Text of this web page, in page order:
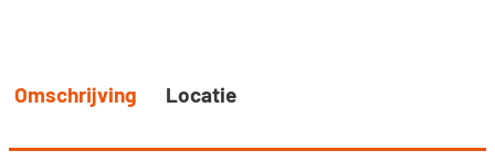
Omschrijving Locatie